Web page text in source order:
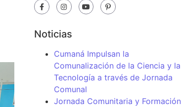
Noticias
Cumaná Impulsan la
Comunalización de la Ciencia y la
Tecnología a través de Jornada
Comunal
Jornada Comunitaria y Formación